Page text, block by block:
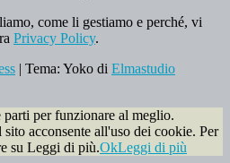
come li gestiamo e perché, vi
Privacy Policy.
| Tema: Yoko di Elmastudio
per funzionare al meglio.
acconsente all'uso dei cookie. Per
su Leggi di più.OkLeggi di più